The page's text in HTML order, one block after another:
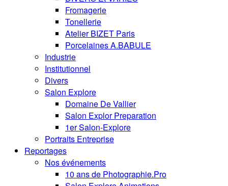
Fromagerie
Tonellerie
Atelier BIZET Paris
Porcelaines A.BABULE
Industrie
Institutionnel
Divers
Salon Explore
Domaine De Vallier
Salon Explor Preparation
1er Salon-Explore
Portraits Entreprise
Reportages
Nos événements
10 ans de Photographie.Pro